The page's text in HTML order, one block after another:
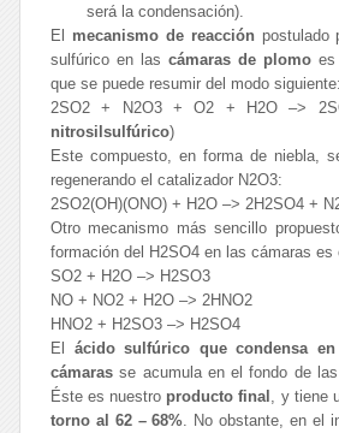
será la condensación).
El mecanismo de reacción postulado
sulfúrico en las cámaras de plomo es
que se puede resumir del modo siguiente:
2SO2 + N2O3 + O2 + H2O –>
nitrosilsulfúrico)
Este compuesto, en forma de niebla,
regenerando el catalizador N2O3:
2SO2(OH)(ONO) + H2O –> 2H2SO4 +
Otro mecanismo más sencillo
formación del H2SO4 en las cámaras es
SO2 + H2O –> H2SO3
NO + NO2 + H2O –> 2HNO2
HNO2 + H2SO3 –> H2SO4
El ácido sulfúrico que condensa
cámaras se acumula en el fondo de
Éste es nuestro producto final , y tiene
torno al 62 – 68% . No obstante, en el